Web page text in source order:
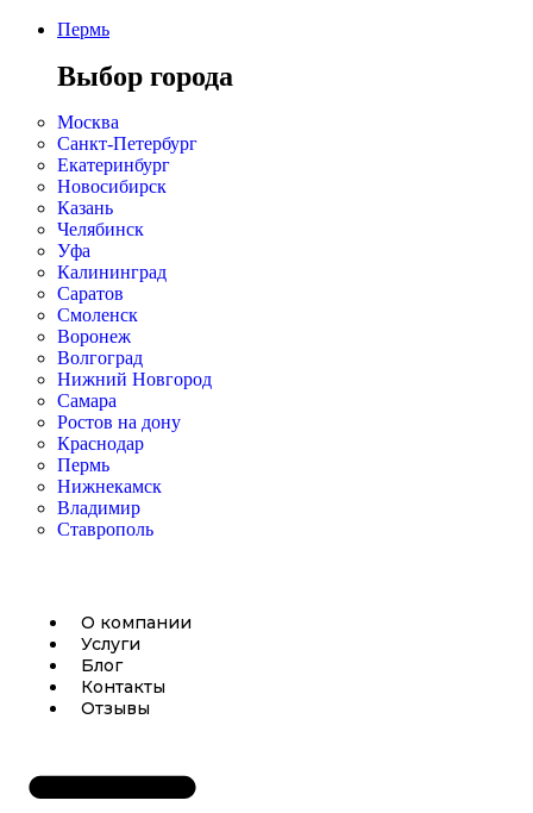
Пермь
Выбор города
Москва
Санкт-Петербург
Екатеринбург
Новосибирск
Казань
Челябинск
Уфа
Калининград
Саратов
Смоленск
Воронеж
Волгоград
Нижний Новгород
Самара
Ростов на дону
Краснодар
Пермь
Нижнекамск
Владимир
Ставрополь
О компании
Услуги
Блог
Контакты
Отзывы